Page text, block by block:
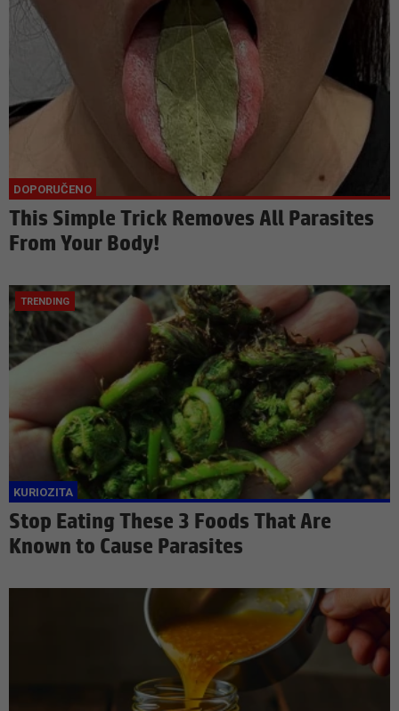
This Simple Trick Removes All Parasites
From Your Body!
Stop Eating These 3 Foods That Are
Known to Cause Parasites